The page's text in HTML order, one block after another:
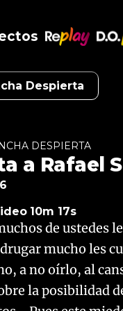
Despierta
DESPIERTA
a Rafael
10m 17s
de ustedes
mucho les
a no oírlo, al
la posibilidad